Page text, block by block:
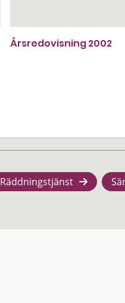
Årsredovisning 2002
Räddningstjänst